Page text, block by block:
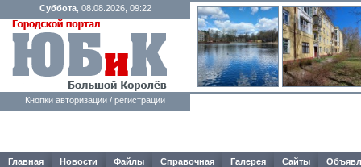
Суббота, 08.08.2026, 09:22
Кнопки авторизации / регистрации
Главная Новости Файлы Справочная Галерея Сайты